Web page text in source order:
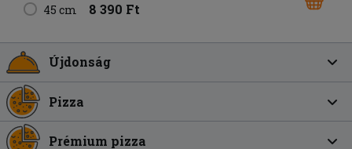
45 cm 8 390 Ft
Újdonság
Pizza
Prémium pizza